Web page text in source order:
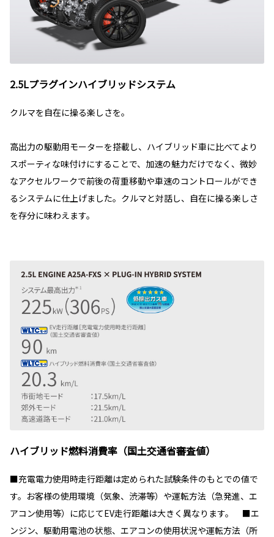
2.5Lプラグインハイブリッドシステム
クルマを自在に操る楽しさを。
高出力の駆動用モーターを搭載し、ハイブリッド車に比べてより
スポーティな味付けにすることで、加速の魅力だけでなく、微妙
なアクセルワークで前後の荷重移動や車速のコントロールができ
るシステムに仕上げました。クルマと対話し、自在に操る楽しさ
を存分に味わえます。
ハイブリッド燃料消費率（国土交通省審査値）
■充電電力使用時走行距離は定められた試験条件のもとでの値で
す。お客様の使用環境（気象、渋滞等）や運転方法（急発進、エ
アコン使用等）に応じてEV走行距離は大きく異なります。 ■エ
ンジン、駆動用電池の状態、エアコンの使用状況や運転方法（所